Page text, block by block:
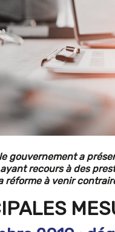
gouvernement a
recours à des
réforme à venir